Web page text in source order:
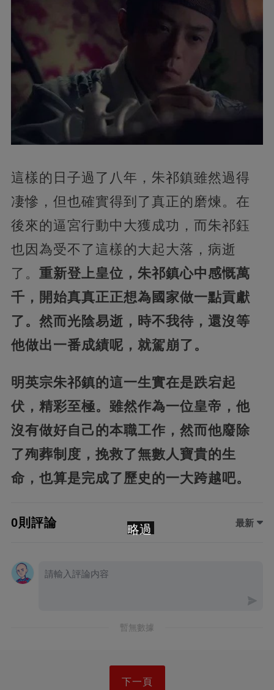
這樣的日子過了八年，朱祁鎮雖然過得
凄慘，但也確實得到了真正的磨煉。在
後來的逼宮行動中大獲成功，而朱祁鈺
也因為受不了這樣的大起大落，病逝
了。 重新登上皇位，朱祁鎮心中感慨萬
千，開始真真正正想為國家做一點貢獻
了。然而光陰易逝，時不我待，還沒等
他做出一番成績呢，就駕崩了。
明英宗朱祁鎮的這一生實在是跌宕起
伏，精彩至極。雖然作為一位皇帝，他
沒有做好自己的本職工作，然而他廢除
了殉葬制度，挽救了無數人寶貴的生
命，也算是完成了歷史的一大跨越吧。
0則評論 最新
暫無數據
下一頁
略過